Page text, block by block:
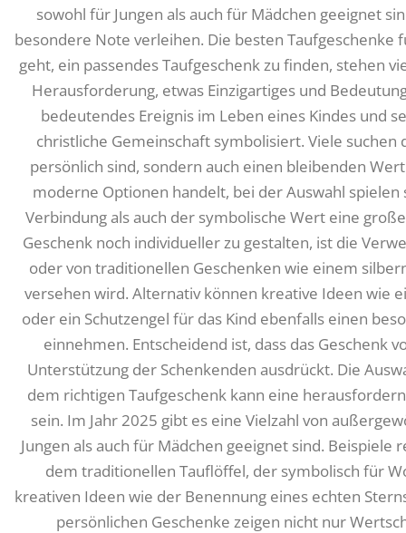
sowohl für Jungen als auch für Mädchen geeignet
besondere Note verleihen. Die besten Taufgeschenke
geht, ein passendes Taufgeschenk zu finden, stehen
Herausforderung, etwas Einzigartiges und
bedeutendes Ereignis im Leben eines Kindes und
christliche Gemeinschaft symbolisiert. Viele suchen
persönlich sind, sondern auch einen bleibenden
moderne Optionen handelt, bei der Auswahl
Verbindung als auch der symbolische Wert eine
Geschenk noch individueller zu gestalten, ist die
oder von traditionellen Geschenken wie einem
versehen wird. Alternativ können kreative Ideen wie
oder ein Schutzengel für das Kind ebenfalls einen
einnehmen. Entscheidend ist, dass das Geschenk
Unterstützung der Schenkenden ausdrückt. Die
dem richtigen Taufgeschenk kann eine
sein. Im Jahr 2025 gibt es eine Vielzahl von
Jungen als auch für Mädchen geeignet sind. Beispiele
dem traditionellen Tauflöffel, der symbolisch für
kreativen Ideen wie der Benennung eines echten
persönlichen Geschenke zeigen nicht nur